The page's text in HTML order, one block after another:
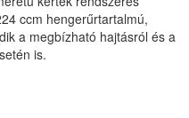
ccm hengerűrtartalmú,
a megbízható hajtásról és a
is.